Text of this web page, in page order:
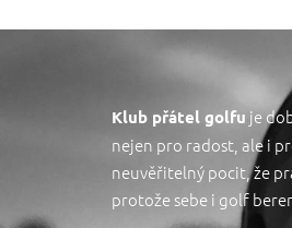
Klub přátel golfu je
nejen pro radost, ale i
neuvěřitelný pocit, že
protože sebe i golf